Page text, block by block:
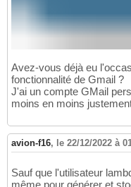
Avez-vous déjà eu
fonctionnalité de Gmail ?
J'ai un compte GMail
moins en moins
avion-f16, le 22/12/2022 à
Sauf que l'utilisateur
même pour générer et